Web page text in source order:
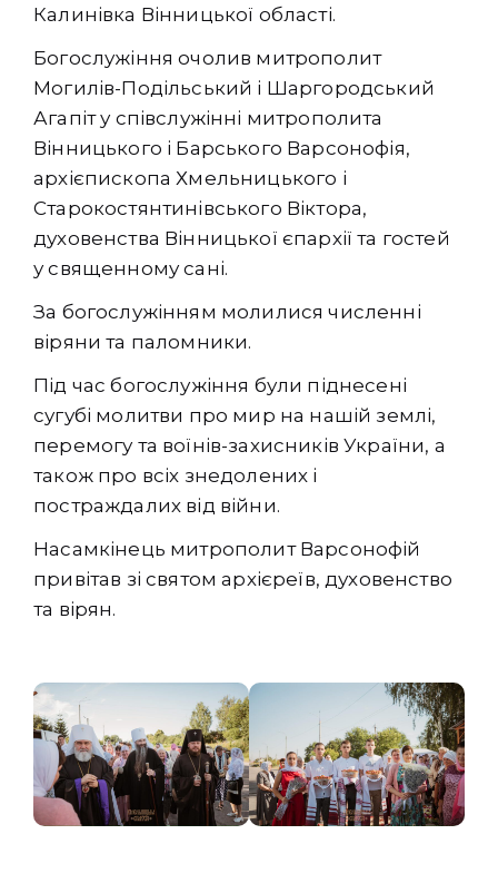
Калинівка Вінницької області.
Богослужіння очолив митрополит
Могилів-Подільський і Шаргородський
Агапіт у співслужінні митрополита
Вінницького і Барського Варсонофія,
архієпископа Хмельницького і
Старокостянтинівського Віктора,
духовенства Вінницької єпархії та гостей
у священному сані.
За богослужінням молилися численні
віряни та паломники.
Під час богослужіння були піднесені
сугубі молитви про мир на нашій землі,
перемогу та воїнів-захисників України, а
також про всіх знедолених і
постраждалих від війни.
Насамкінець митрополит Варсонофій
привітав зі святом архієреїв, духовенство
та вірян.